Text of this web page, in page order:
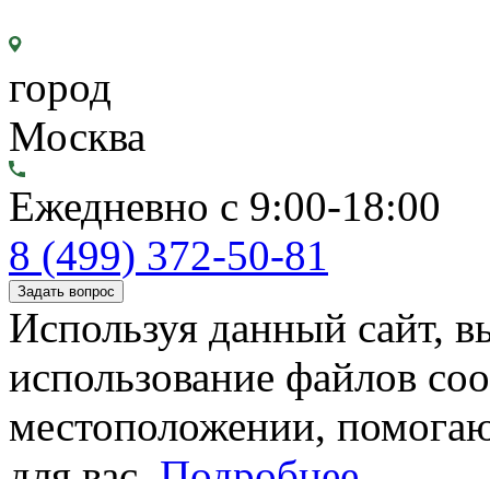
город
Москва
Ежедневно с 9:00-18:00
8 (499) 372-50-81
Задать вопрос
Используя данный сайт,
использование файлов
местоположении,